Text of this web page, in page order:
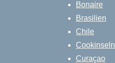
Bonaire
Brasilien
Chile
Cookinseln
Curaçao